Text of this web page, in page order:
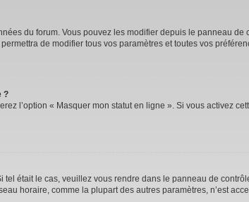
du forum. Vous pouvez les modifier depuis le panneau
de modifier tous vos paramètres et toutes vos
?
l’option « Masquer mon statut en ligne ». Si vous activez
tel était le cas, veuillez vous rendre dans le panneau de
horaire, comme la plupart des autres paramètres, n’est